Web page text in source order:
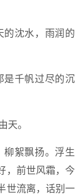
的沈水，雨润的
是千帆过尽的沉
天。
柳絮飘扬。浮生
，前世风霜，今
世流离，话别一